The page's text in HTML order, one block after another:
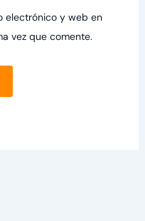
electrónico y web en
vez que comente.